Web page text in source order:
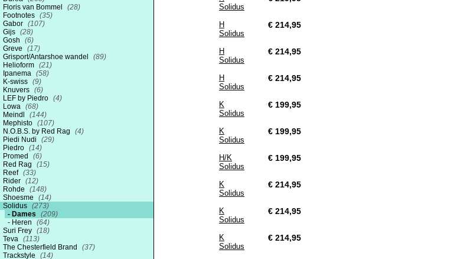
Floris van Bommel
(28)
Footnotes (35)
Gabor (107)
Gijs (28)
Gosh
(6)
Greve
(17)
Grisport/Antarshoe wandel
(89)
Helioform (21)
Ipanema (58)
K-swiss (9)
Knuvers (6)
LEF by Piedro (4)
Lowa (68)
Meindl
(144)
Mephisto (107)
N.O.B.S. by Red Rag
(4)
Piedi Nudi
(29)
Piedro (14)
Promed
(6)
Red Rag
(15)
Reef (33)
Rider (12)
Rohde
(148)
Shoesme
(14)
Solidus (273)
Dames
(209)
Heren
(64)
Suri Frey (18)
Teva (113)
The Chesterfield Brand
(37)
Trackstyle
(14)
Solidus
H
Solidus
€ 214,95
H
Solidus
€ 214,95
H
Solidus
€ 214,95
K
Solidus
€ 199,95
K
Solidus
€ 199,95
H/K
Solidus
€ 199,95
K
Solidus
€ 214,95
K
Solidus
€ 214,95
K
Solidus
€ 214,95